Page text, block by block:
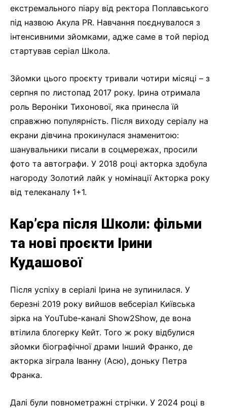
екстремального піару від ректора Поплавського
під назвою Акула PR. Навчання поєднувалося з
інтенсивними зйомками, адже саме в той період
стартував серіал Школа.
Зйомки цього проєкту тривали чотири місяці – з
серпня по листопад 2017 року. Ірина отримала
роль Вероніки Тихонової, яка принесла їй
справжню популярність. Після виходу серіалу на
екрани дівчина прокинулася знаменитою:
шанувальники писали в соцмережах, просили
фото та автографи. У 2018 році акторка здобула
нагороду Золотий лайк у номінації Акторка року
від телеканалу 1+1.
Кар’єра після Школи: фільми
та нові проєкти Ірини
Кудашової
Після успіху в серіалі Ірина не зупинилася. У
березні 2019 року вийшов вебсеріал Київська
зірка на YouTube-каналі Show2Show, де вона
втілила блогерку Кейт. Того ж року відбулися
зйомки біографічної драми Інший Франко, де
акторка зіграла Іванну (Асю), доньку Петра
Франка.
Далі були повнометражні стрічки. У 2024 році в